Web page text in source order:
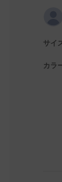
サイ
カラ